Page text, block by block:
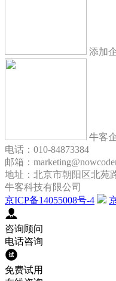
添加
牛客
电话：010-84873384
邮箱：
地址：北京市朝阳区北苑
牛客科技有限公司
京ICP备14055008号-4
咨询顾问
电话咨询
免费试用